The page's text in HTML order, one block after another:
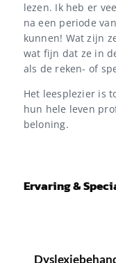
lezen. Ik heb er
na een periode
kunnen! Wat zijn
wat fijn dat ze in
als de reken- of
Het leesplezier is
hun hele leven
beloning.
Ervaring &